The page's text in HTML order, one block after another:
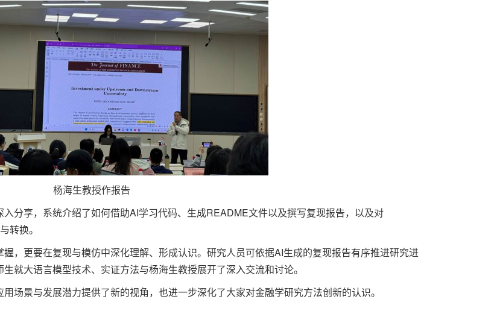
杨海生教授作报告
分享，系统介绍了如何借助AI学习代码、生成README文件以及撰写复现报告，以及对
转换。
，更要在复现与模仿中深化理解、形成认识。研究人员可依据AI生成的复现报告有序推进研究进
就大语言模型技术、实证方法与杨海生教授展开了深入交流和讨论。
场景与发展潜力提供了新的视角，也进一步深化了大家对金融学研究方法创新的认识。